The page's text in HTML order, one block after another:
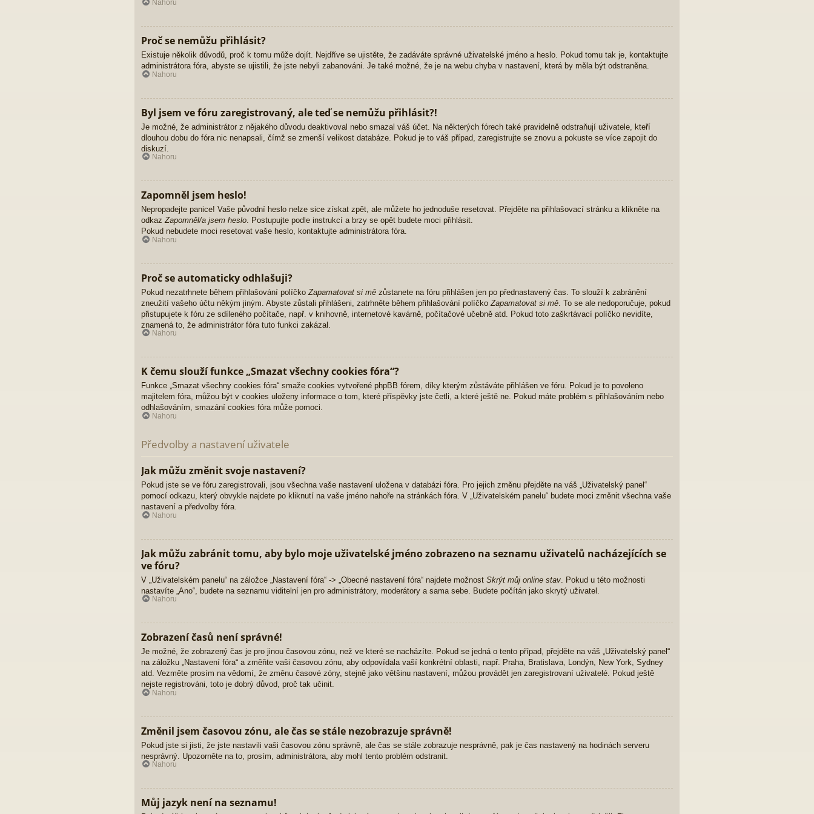
Nahoru
Proč se nemůžu přihlásit?
Existuje několik důvodů, proč k tomu může dojít. Nejdříve se ujistěte, že zadáváte správné uživatelské jméno a heslo. Pokud tomu tak je, kontaktujte
administrátora fóra, abyste se ujistili, že jste nebyli zabanováni. Je také možné, že je na webu chyba v nastavení, která by měla být odstraněna.
Nahoru
Byl jsem ve fóru zaregistrovaný, ale teď se nemůžu přihlásit?!
Je možné, že administrátor z nějakého důvodu deaktivoval nebo smazal váš účet. Na některých fórech také pravidelně odstraňují uživatele, kteří
dlouhou dobu do fóra nic nenapsali, čímž se zmenší velikost databáze. Pokud je to váš případ, zaregistrujte se znovu a pokuste se více zapojit do
diskuzí.
Nahoru
Zapomněl jsem heslo!
Nepropadejte panice! Vaše původní heslo nelze sice získat zpět, ale můžete ho jednoduše resetovat. Přejděte na přihlašovací stránku a klikněte na
odkazZapomněl/a jsem heslo. Postupujte podle instrukcí a brzy se opět budete moci přihlásit.
Pokud nebudete moci resetovat vaše heslo, kontaktujte administrátora fóra.
Nahoru
Proč se automaticky odhlašuji?
Pokud nezatrhnete během přihlašování políčko Zapamatovat si mě zůstanete na fóru přihlášen jen po přednastavený čas. To slouží k zabránění
zneužití vašeho účtu někým jiným. Abyste zůstali přihlášeni, zatrhněte během přihlašování políčko Zapamatovat si mě . To se ale nedoporučuje, pokud
přistupujete k fóru ze sdíleného počítače, např. v knihovně, internetové kavárně, počítačové učebně atd. Pokud toto zaškrtávací políčko nevidíte,
znamená to, že administrátor fóra tuto funkci zakázal.
Nahoru
K čemu slouží funkce „Smazat všechny cookies fóra“?
Funkce „Smazat všechny cookies fóra“ smaže cookies vytvořené phpBB fórem, díky kterým zůstáváte přihlášen ve fóru. Pokud je to povoleno
majitelem fóra, můžou být v cookies uloženy informace o tom, které příspěvky jste četli, a které ještě ne. Pokud máte problém s přihlašováním nebo
odhlašováním, smazání cookies fóra může pomoci.
Nahoru
Předvolby a nastavení uživatele
Jak můžu změnit svoje nastavení?
Pokud jste se ve fóru zaregistrovali, jsou všechna vaše nastavení uložena v databázi fóra. Pro jejich změnu přejděte na váš „Uživatelský panel“
pomocí odkazu, který obvykle najdete po kliknutí na vaše jméno nahoře na stránkách fóra. V „Uživatelském panelu“ budete moci změnit všechna vaše
nastavení a předvolby fóra.
Nahoru
Jak můžu zabránit tomu, aby bylo moje uživatelské jméno zobrazeno na seznamu uživatelů nacházejících se
ve fóru?
V „Uživatelském panelu“ na záložce „Nastavení fóra“ -> „Obecné nastavení fóra“ najdete možnost Skrýt můj online stav . Pokud u této možnosti
nastavíte „Ano“, budete na seznamu viditelní jen pro administrátory, moderátory a sama sebe. Budete počítán jako skrytý uživatel.
Nahoru
Zobrazení časů není správné!
Je možné, že zobrazený čas je pro jinou časovou zónu, než ve které se nacházíte. Pokud se jedná o tento případ, přejděte na váš „Uživatelský panel“
na záložku „Nastavení fóra“ a změňte vaši časovou zónu, aby odpovídala vaší konkrétní oblasti, např. Praha, Bratislava, Londýn, New York, Sydney
atd. Vezměte prosím na vědomí, že změnu časové zóny, stejně jako většinu nastavení, můžou provádět jen zaregistrovaní uživatelé. Pokud ještě
nejste registrováni, toto je dobrý důvod, proč tak učinit.
Nahoru
Změnil jsem časovou zónu, ale čas se stále nezobrazuje správně!
Pokud jste si jisti, že jste nastavili vaši časovou zónu správně, ale čas se stále zobrazuje nesprávně, pak je čas nastavený na hodinách serveru
nesprávný. Upozorněte na to, prosím, administrátora, aby mohl tento problém odstranit.
Nahoru
Můj jazyk není na seznamu!